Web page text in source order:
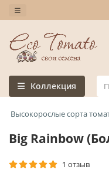
Коллекция
Высокорослые сорта
Big Rainbow
1 отзыв